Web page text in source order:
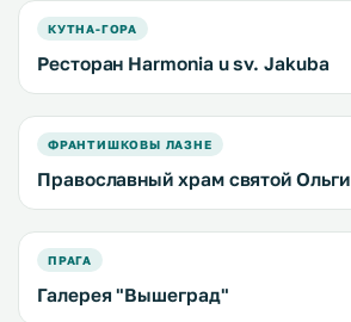
КУТНА-ГОРА
Ресторан Harmonia u sv. Jakuba
ФРАНТИШКОВЫ ЛАЗНЕ
Православный храм святой Ольги
ПРАГА
Галерея "Вышеград"